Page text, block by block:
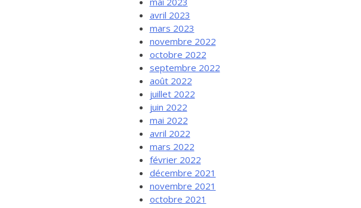
avril 2023
mars 2023
novembre 2022
octobre 2022
septembre 2022
août 2022
juillet 2022
juin 2022
mai 2022
avril 2022
mars 2022
février 2022
décembre 2021
novembre 2021
octobre 2021